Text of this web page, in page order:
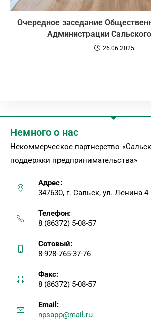
Очередное заседание
Администрации
26.06.2025
Немного о нас
Некоммерческое партнерство
поддержки предпринимательства»
Адрес:
347630, г. Сальск, ул. Ленина 4
Телефон:
8 (86372) 5-08-57
Сотовый:
8-928-765-37-76
Факс:
8 (86372) 5-08-57
Email:
npsapp@mail.ru